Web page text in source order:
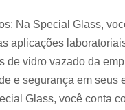
vidraria
Frascos de
vidros
Frascos para
laboratório
Na Special Glass,
aplicações
de vidro vazado da
e segurança em seus
Glass, você conta